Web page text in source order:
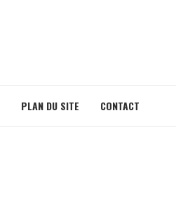
PLAN DU SITE CONTACT